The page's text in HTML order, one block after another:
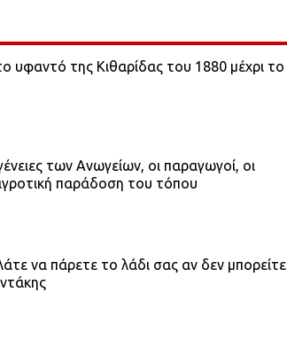
υφαντό της Κιθαρίδας του 1880 μέχρι το
των Ανωγείων, οι παραγωγοί, οι
παράδοση του τόπου
να πάρετε το λάδι σας αν δεν μπορείτε